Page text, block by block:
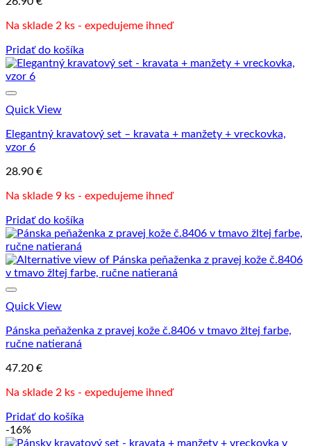
Na sklade 2 ks - expedujeme ihneď
Pridať do košíka
Quick View
Elegantný kravatový set – kravata + manžety + vreckovka,
vzor 6
28.90 €
Na sklade 9 ks - expedujeme ihneď
Pridať do košíka
Quick View
Pánska peňaženka z pravej kože č.8406 v tmavo žltej farbe,
ručne natieraná
47.20 €
Na sklade 2 ks - expedujeme ihneď
Pridať do košíka
-16%